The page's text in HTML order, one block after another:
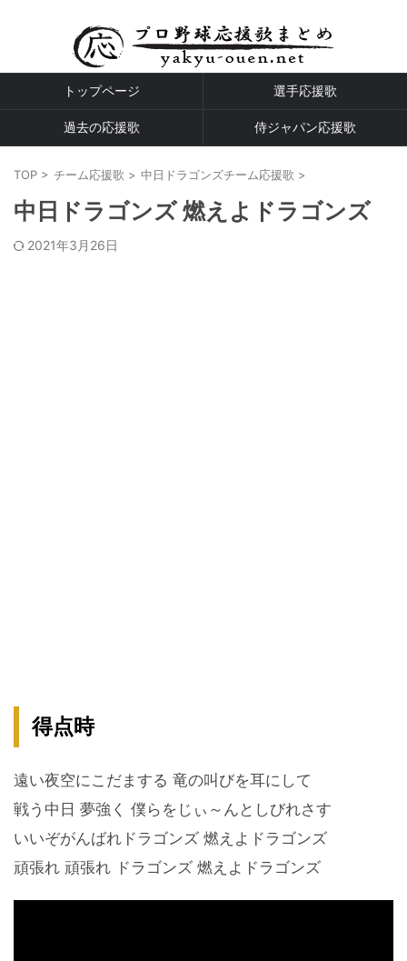
トップページ 選手応援歌
過去の応援歌 侍ジャパン応援歌
TOP > チーム応援歌 > 中日ドラゴンズチーム応援歌 >
中日ドラゴンズ 燃えよドラゴンズ
2021年3月26日
得点時
遠い夜空にこだまする 竜の叫びを耳にして
戦う中日 夢強く 僕らをじぃ～んとしびれさす
いいぞがんばれドラゴンズ 燃えよドラゴンズ
頑張れ 頑張れ ドラゴンズ 燃えよドラゴンズ